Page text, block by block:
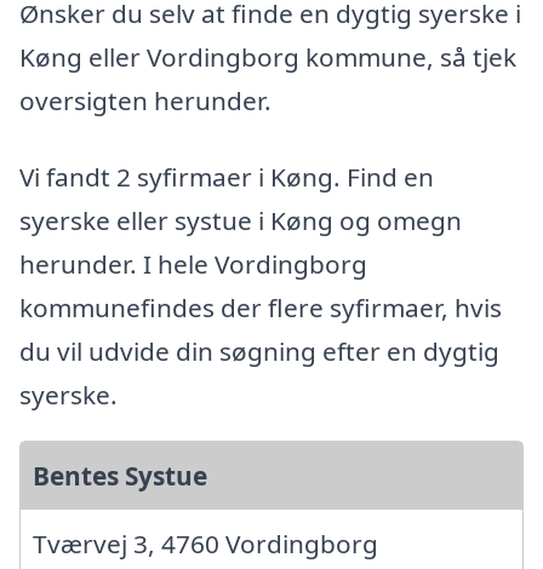
Ønsker du selv at finde en dygtig syerske i
Køng eller Vordingborg kommune, så tjek
oversigten herunder.
Vi fandt 2 syfirmaer i Køng. Find en
syerske eller systue i Køng og omegn
herunder. I hele Vordingborg
kommunefindes der flere syfirmaer, hvis
du vil udvide din søgning efter en dygtig
syerske.
Bentes Systue
Tværvej 3, 4760 Vordingborg